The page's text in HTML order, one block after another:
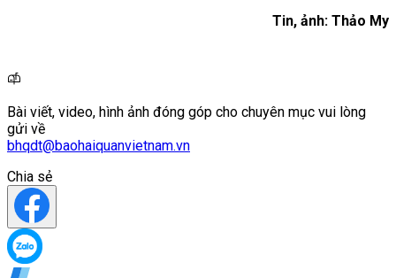
Tin, ảnh: Thảo My
Bài viết, video, hình ảnh đóng góp cho chuyên mục vui lòng
gửi về
bhqdt@baohaiquanvietnam.vn
Chia sẻ